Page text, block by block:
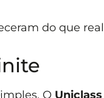
do que
O Uniclass